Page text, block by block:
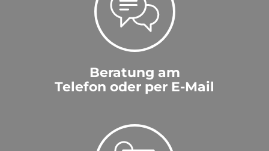
Beratung am
Telefon oder per E-Mail